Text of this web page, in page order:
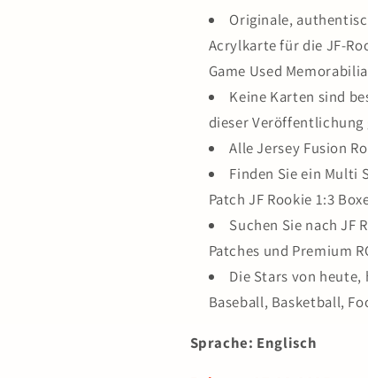
Originale,
Acrylkarte für die JF-
Game Used
Keine Karten sind
dieser
Alle Jersey Fusion
Finden Sie ein Multi
Patch JF Rookie 1:3
Suchen Sie nach JF
Patches und Premium
Die Stars von heute,
Baseball, Basketball,
Sprache: Englisch